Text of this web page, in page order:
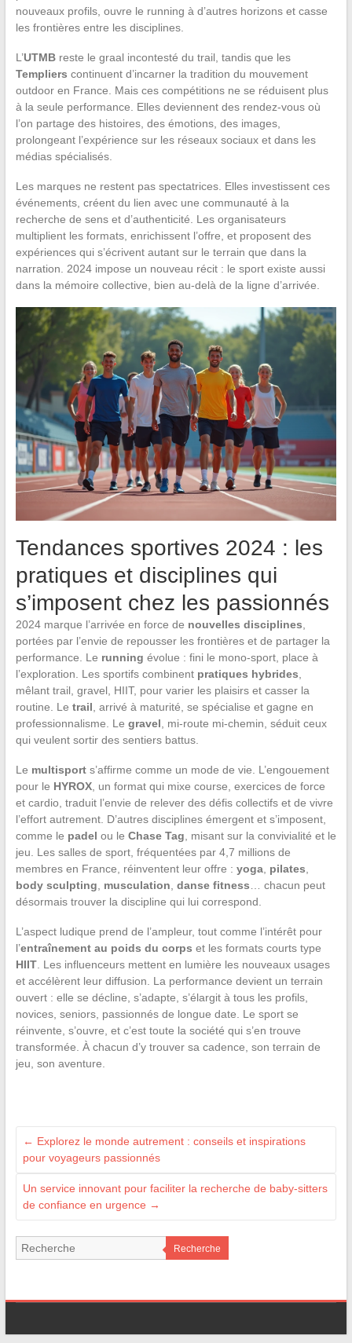
nouveaux profils, ouvre le running à d’autres horizons et casse
les frontières entre les disciplines.
L’UTMBreste le graal incontesté du trail, tandis que les
Templiers continuent d’incarner la tradition du mouvement
outdoor en France. Mais ces compétitions ne se réduisent plus
à la seule performance. Elles deviennent des rendez-vous où
l’on partage des histoires, des émotions, des images,
prolongeant l’expérience sur les réseaux sociaux et dans les
médias spécialisés.
Les marques ne restent pas spectatrices. Elles investissent ces
événements, créent du lien avec une communauté à la
recherche de sens et d’authenticité. Les organisateurs
multiplient les formats, enrichissent l’offre, et proposent des
expériences qui s’écrivent autant sur le terrain que dans la
narration. 2024 impose un nouveau récit : le sport existe aussi
dans la mémoire collective, bien au-delà de la ligne d’arrivée.
Tendances sportives 2024 : les
pratiques et disciplines qui
s’imposent chez les passionnés
2024 marque l’arrivée en force de nouvelles disciplines
portées par l’envie de repousser les frontières et de partager la
performance. Le running évolue : fini le mono-sport, place à
l’exploration. Les sportifs combinent pratiques hybrides
mêlant trail, gravel, HIIT, pour varier les plaisirs et casser la
routine. Le trail , arrivé à maturité, se spécialise et gagne en
professionnalisme. Le gravel , mi-route mi-chemin, séduit ceux
qui veulent sortir des sentiers battus.
Le multisports’affirme comme un mode de vie. L’engouement
pour le HYROX, un format qui mixe course, exercices de force
et cardio, traduit l’envie de relever des défis collectifs et de vivre
l’effort autrement. D’autres disciplines émergent et s’imposent,
comme le padel ou le Chase Tag , misant sur la convivialité et le
jeu. Les salles de sport, fréquentées par 4,7 millions de
membres en France, réinventent leur offre : yoga, pilates
body sculpting
musculation danse fitness … chacun peut
désormais trouver la discipline qui lui correspond.
L’aspect ludique prend de l’ampleur, tout comme l’intérêt pour
l’entraînement au poids du corps et les formats courts type
HIIT. Les influenceurs mettent en lumière les nouveaux usages
et accélèrent leur diffusion. La performance devient un terrain
ouvert : elle se décline, s’adapte, s’élargit à tous les profils,
novices, seniors, passionnés de longue date. Le sport se
réinvente, s’ouvre, et c’est toute la société qui s’en trouve
transformée. À chacun d’y trouver sa cadence, son terrain de
jeu, son aventure.
← Explorez le monde autrement : conseils et inspirations
pour voyageurs passionnés
Un service innovant pour faciliter la recherche de baby-sitters
de confiance en urgence →
Recherche